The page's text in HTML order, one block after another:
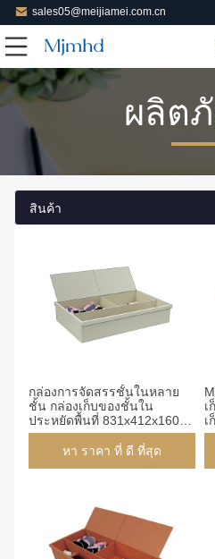
sales05@meijiamei.com.cn
ผลิต
สินค้า
กล่องการจัดสรรชั้นในหลาย
ชั้น กล่องเก็บของชั้นใน
ประหยัดพื้นที่ 831x412x160
มม.
หา ราคา ที่ ดี ที่สุด
เ
เ
เ